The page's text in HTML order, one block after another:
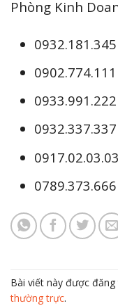
Phòng Kinh
Bài viết này được
thường trực.